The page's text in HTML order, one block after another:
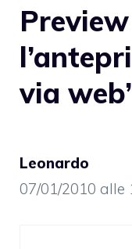
via
Leonardo
07/01/2010 alle